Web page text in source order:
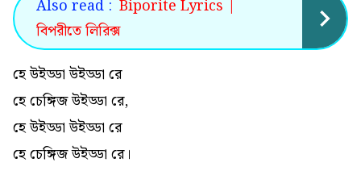
Also read : Biporite Lyrics |
বিপরীতে লিরিক্স
হে উইড্ডা উইড্ডা রে
হে চেঙ্গিজ উইড্ডা রে,
হে উইড্ডা উইড্ডা রে
হে চেঙ্গিজ উইড্ডা রে।